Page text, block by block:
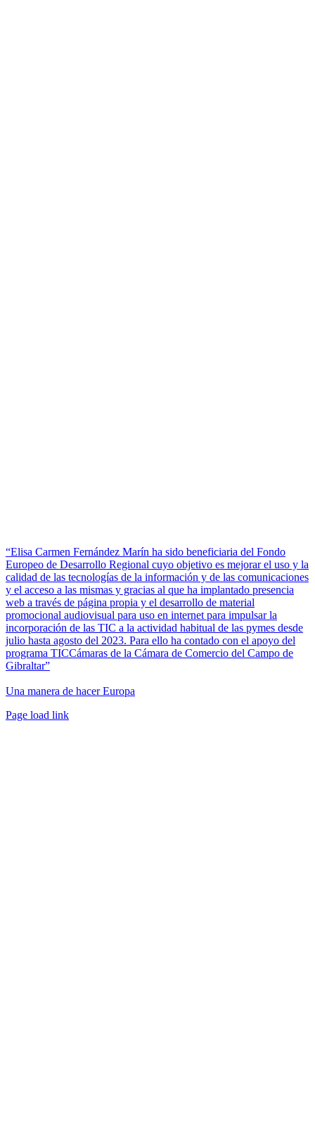
“Elisa Carmen Fernández Marín ha sido beneficiaria del Fondo
Europeo de Desarrollo Regional cuyo objetivo es mejorar el uso y la
calidad de las tecnologías de la información y de las comunicaciones
y el acceso a las mismas y gracias al que ha implantado presencia
web a través de página propia y el desarrollo de material
promocional audiovisual para uso en internet para impulsar la
incorporación de las TIC a la actividad habitual de las pymes desde
julio hasta agosto del 2023. Para ello ha contado con el apoyo del
programa TICCámaras de la Cámara de Comercio del Campo de
Gibraltar”
Una manera de hacer Europa
Facebook
Twitter
Instagram
Pinterest
Page load link